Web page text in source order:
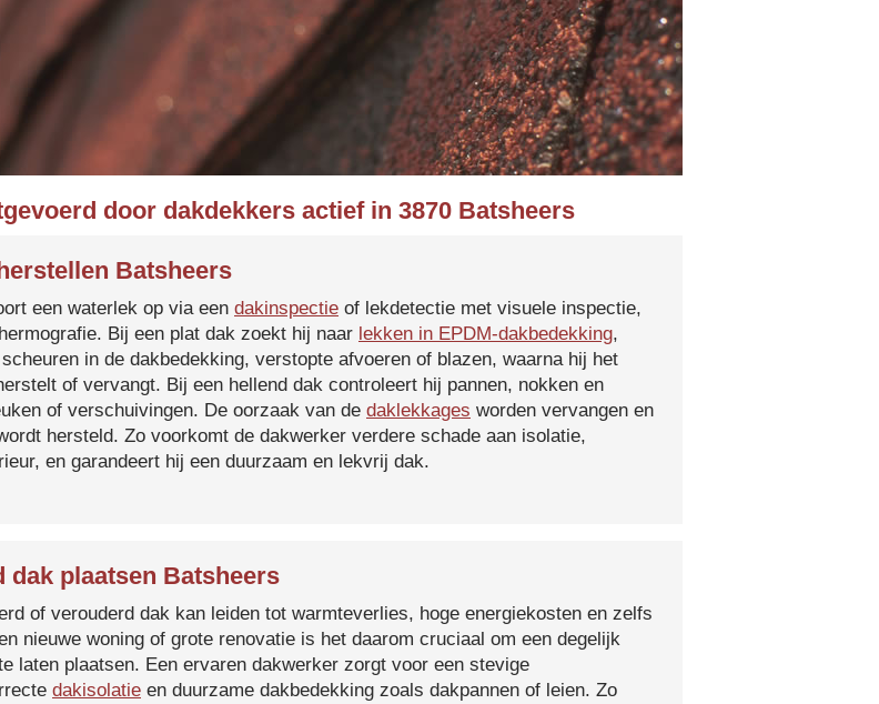
door dakdekkers actief in 3870 Batsheers
Batsheers
een waterlek op via een dakinspectie of lekdetectie met visuele inspectie,
Bij een plat dak zoekt hij naar lekken in EPDM-dakbedekking,
in de dakbedekking, verstopte afvoeren of blazen, waarna hij het
of vervangt. Bij een hellend dak controleert hij pannen, nokken en
of verschuivingen. De oorzaak van de daklekkages worden vervangen en
hersteld. Zo voorkomt de dakwerker verdere schade aan isolatie,
en garandeert hij een duurzaam en lekvrij dak.
dak plaatsen Batsheers
of verouderd dak kan leiden tot warmteverlies, hoge energiekosten en zelfs
nieuwe woning of grote renovatie is het daarom cruciaal om een degelijk
laten plaatsen. Een ervaren dakwerker zorgt voor een stevige
dakisolatie en duurzame dakbedekking zoals dakpannen of leien. Zo